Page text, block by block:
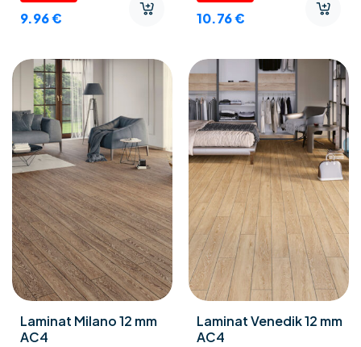
9.96€ 10.76€
Laminat Milano 12 mm
AC4
Laminat Venedik 12 mm
AC4